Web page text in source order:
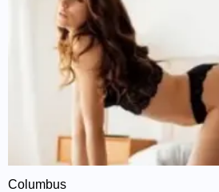
Columbus